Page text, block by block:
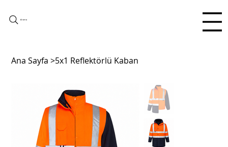
Arama
Ana Sayfa >5x1 Reflektörlü Kaban